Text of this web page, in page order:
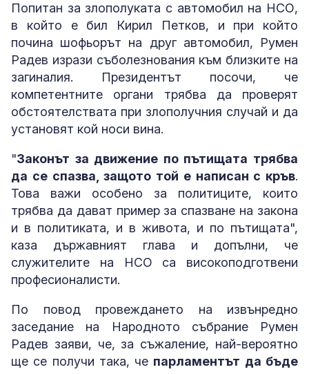
Попитан за злополуката с автомобил на НСО,
в който е бил Кирил Петков, и при който
почина шофьорът на друг автомобил, Румен
Радев изрази съболезнования към близките на
загиналия. Президентът посочи, че
компетентните органи трябва да проверят
обстоятелствата при злополучния случай и да
установят кой носи вина.
"Законът за движение по пътищата трябва
да се спазва, защото той е написан с кръв.
Това важи особено за политиците, които
трябва да дават пример за спазване на закона
и в политиката, и в живота, и по пътищата",
каза държавният глава и допълни, че
служителите на НСО са високоподготвени
професионалисти.
По повод провеждането на извънредно
заседание на Народното събрание Румен
Радев заяви, че, за съжаление, най-вероятно
ще се получи така, че парламентът да бъде